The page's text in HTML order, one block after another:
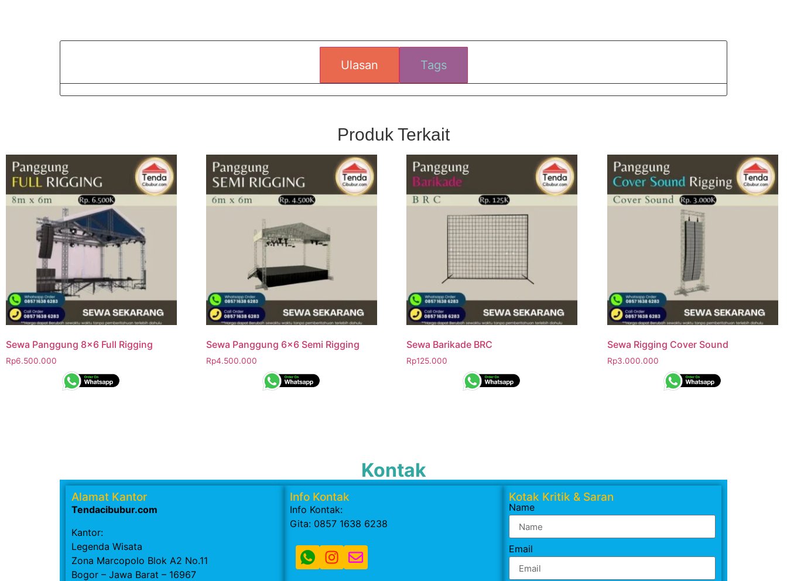
Ulasan Tags
Produk Terkait
Sewa Panggung 8×6 Full Rigging
Rp6.500.000
Sewa Panggung 6×6 Semi Rigging
Rp4.500.000
Sewa Barikade BRC
Rp125.000
Sewa Rigging Cover Sound
Rp3.000.000
Kontak
Alamat Kantor
Tendacibubur.com
Kantor:
Legenda Wisata
Zona Marcopolo Blok A2 No.11
Bogor – Jawa Barat – 16967
Info Kontak
Info Kontak:
Gita: 0857 1638 6238
Kotak Kritik & Saran
Name
Email